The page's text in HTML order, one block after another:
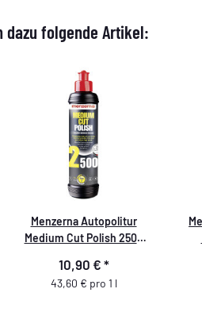
dazu folgende Artikel:
Menzerna Autopolitur
Medium Cut Polish 2500
10,90 € *
43,60 € pro 1 l